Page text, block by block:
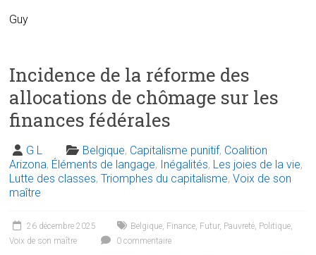
Guy
Incidence de la réforme des
allocations de chômage sur les
finances fédérales
G L Belgique, Capitalisme punitif, Coalition
Arizona, Éléments de langage, Inégalités, Les joies de la vie,
Lutte des classes,Triomphes du capitalisme,Voix de son
maître
26 décembre 2025 Belgique, Finance, Futur, Pauvreté, Politique,
Voix de son maître
0 commentaire